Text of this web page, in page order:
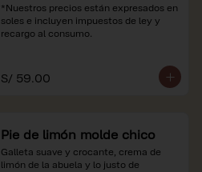
*Nuestros precios están expresados en
soles e incluyen impuestos de ley y
recargo al consumo.
S/ 59.00
Pie de limón molde chico
Galleta suave y crocante, crema de
limón de la abuela y lo justo de